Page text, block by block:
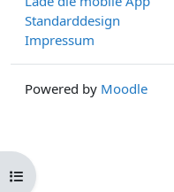
Kursindex öffnen
Standarddesign
Impressum
Powered by Moodle